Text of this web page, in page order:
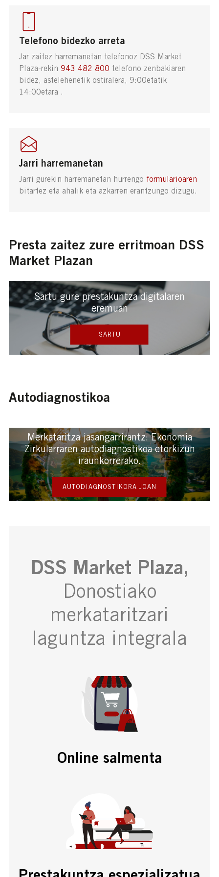
Telefono bidezko arreta
Jar zaitez harremanetan telefonoz DSS Market
Plaza-rekin 943 482 800 telefono zenbakiaren
bidez, astelehenetik ostiralera, 9:00etatik
14:00etara .
Jarri harremanetan
Jarri gurekin harremanetan hurrengo formularioaren
bitartez eta ahalik eta azkarren erantzungo dizugu.
Presta zaitez zure erritmoan DSS
Market Plazan
Sartu gure prestakuntza digitalaren
eremuan
SARTU
Autodiagnostikoa
Merkataritza jasangarrirantz: Ekonomia
Zirkularraren autodiagnostikoa etorkizun
iraunkorrerako.
AUTODIAGNOSTIKORA JOAN
DSS Market Plaza,
Donostiako
merkataritzari
laguntza integrala
Online salmenta